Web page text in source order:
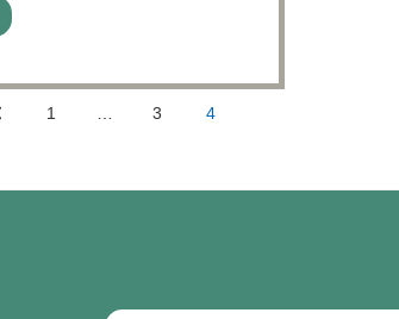
1 … 3 4